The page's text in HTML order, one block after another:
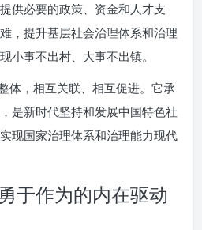
供必要的政策、资金和人才支
，提升基层社会治理体系和治理
小事不出村、大事不出镇。
体，相互关联、相互促进。它承
是新时代坚持和发展中国特色社
现国家治理体系和治理能力现代
于作为的内在驱动